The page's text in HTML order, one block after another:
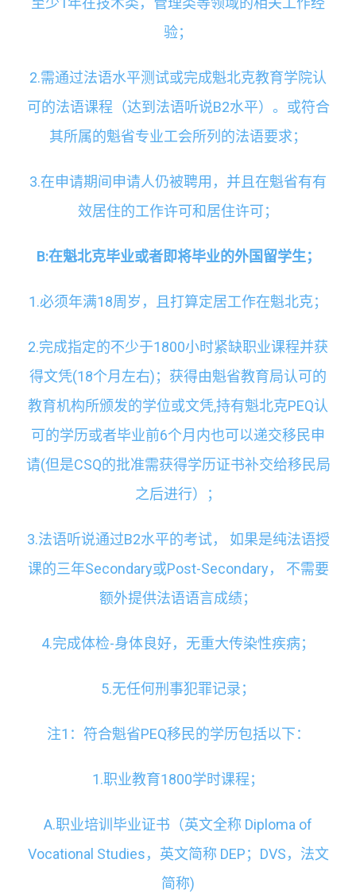
验；
2.需通过法语水平测试或完成魁北克教育学院认
可的法语课程（达到法语听说B2水平）。或符合
其所属的魁省专业工会所列的法语要求；
3.在申请期间申请人仍被聘用，并且在魁省有有
效居住的工作许可和居住许可；
B:在魁北克毕业或者即将毕业的外国留学生；
1.必须年满18周岁，且打算定居工作在魁北克；
2.完成指定的不少于1800小时紧缺职业课程并获
得文凭(18个月左右)；获得由魁省教育局认可的
教育机构所颁发的学位或文凭,持有魁北克PEQ认
可的学历或者毕业前6个月内也可以递交移民申
请(但是CSQ的批准需获得学历证书补交给移民局
之后进行）；
3.法语听说通过B2水平的考试， 如果是纯法语授
课的三年Secondary或Post-Secondary， 不需要
额外提供法语语言成绩；
4.完成体检-身体良好，无重大传染性疾病；
5.无任何刑事犯罪记录；
注1：符合魁省PEQ移民的学历包括以下：
1.职业教育1800学时课程；
A.职业培训毕业证书（英文全称 Diploma of
Vocational Studies，英文简称 DEP；DVS，法文
简称)